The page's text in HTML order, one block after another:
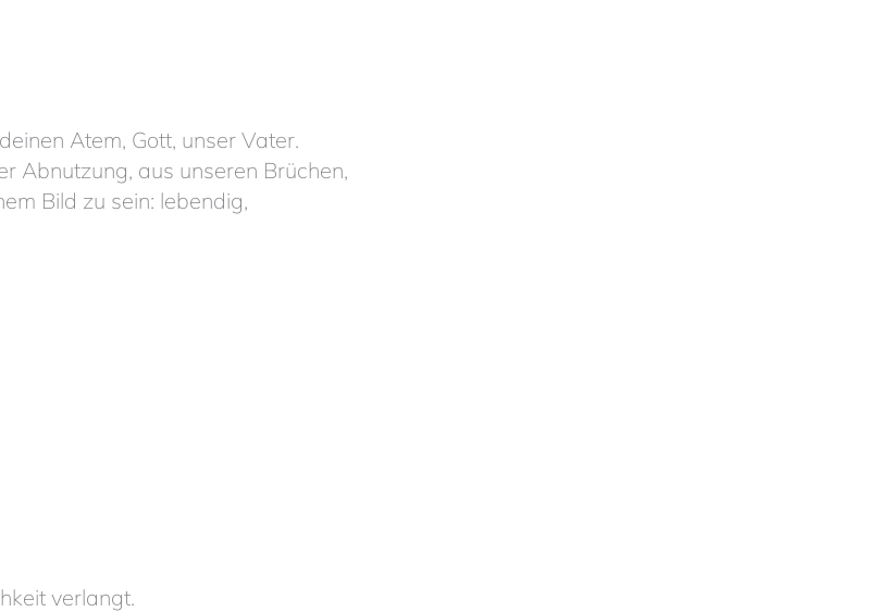
Atem, Gott, unser Vater.
Abnutzung, aus unseren Brüchen,
Bild zu sein: lebendig,
verlangt.